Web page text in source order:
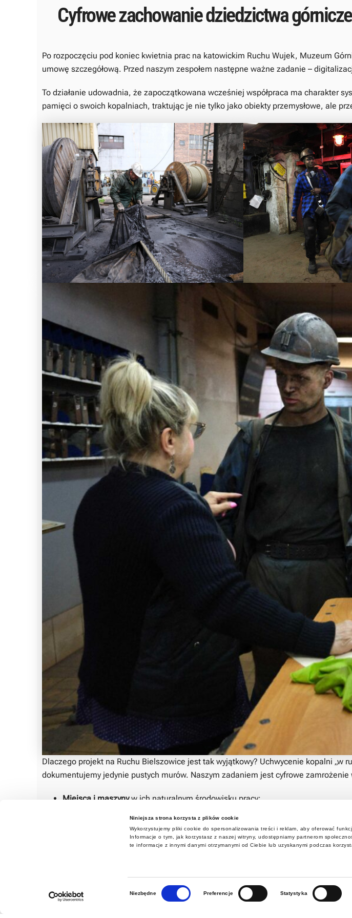
Niniejsza strona korzysta z plików cookie
Wykorzystujemy pliki cookie do spersonalizowania treści i reklam, aby oferować
Informacje o tym, jak korzystasz z naszej witryny, udostępniamy partnerom
te informacje z innymi danymi otrzymanymi od Ciebie lub uzyskanymi podczas
Niezbędne Preferencje Statystyka
Cyfrowe zachowanie dziedzictwa
Po rozpoczęciu pod koniec kwietnia prac na katowickim Ruchu Wujek, Muzeum
umowę szczegółową. Przed naszym zespołem następne ważne zadanie –
To działanie udowadnia, że zapoczątkowana wcześniej współpraca ma charakter
pamięci o swoich kopalniach, traktując je nie tylko jako obiekty przemysłowe, ale
Dlaczego projekt na Ruchu Bielszowice jest tak wyjątkowy? Uchwycenie kopalni „w
dokumentujemy jedynie pustych murów. Naszym zadaniem jest cyfrowe
Miejsca i maszynyw ich naturalnym środowisku pracy;
Codziennej pracy górników
– utrwalenie autentycznego rytmu kopalni,
Efekty naszych działań na Ruchu Wujek (gdzie w pierwszej kolejności
drzemie w połączeniu nowoczesnej technologii z historią. Teraz te same,
Dziękujemy Polska Grupa Górnicza S.A. za zaufanie. Wspólnie udowadniamy, że
przyszłych pokoleń.